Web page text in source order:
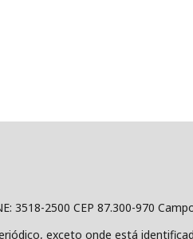
3518-2500 CEP 87.300-970
exceto onde está